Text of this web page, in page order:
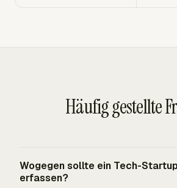
Häufig gestellte
Wogegen sollte ein Tech-
erfassen?